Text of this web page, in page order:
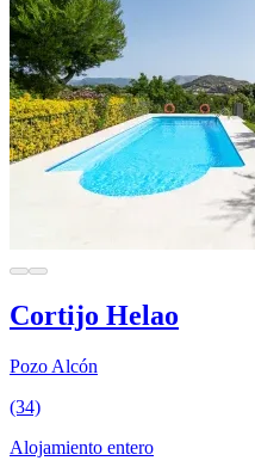
Cortijo Helao
Pozo Alcón
(34)
Alojamiento entero